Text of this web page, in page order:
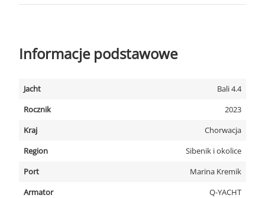
Informacje podstawowe
Jacht
Bali 4.4
Rocznik
2023
Kraj
Chorwacja
Region
Sibenik i okolice
Port
Marina Kremik
Armator
Q-YACHT